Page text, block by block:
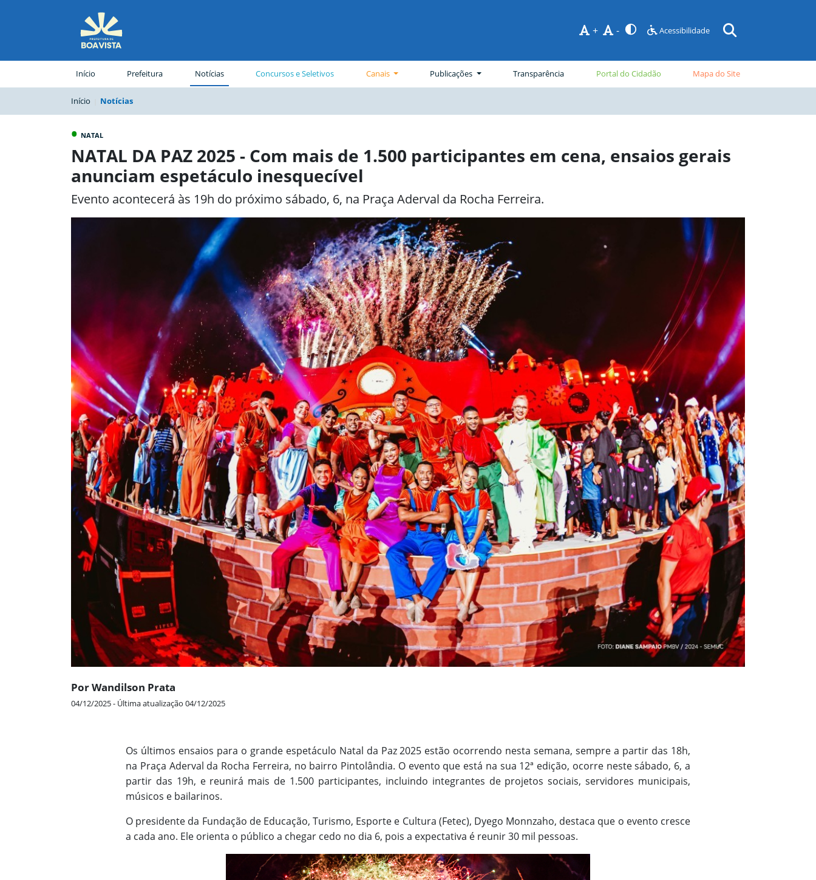
+ - Acessibilidade
Início Prefeitura(página atual)
Notícias Concursos e Seletivos Canais Publicações Transparência Portal do Cidadão Mapa do Site
Início Notícias
• NATAL
NATAL DA PAZ 2025 - Com mais de 1.500 participantes em cena, ensaios gerais
anunciam espetáculo inesquecível
Evento acontecerá às 19h do próximo sábado, 6, na Praça Aderval da Rocha Ferreira.
Por Wandilson Prata
04/12/2025 - Última atualização 04/12/2025
Os últimos ensaios para o grande espetáculo Natal da Paz 2025 estão ocorrendo nesta semana, sempre a partir das 18h,
na Praça Aderval da Rocha Ferreira, no bairro Pintolândia. O evento que está na sua 12ª edição, ocorre neste sábado, 6, a
partir das 19h, e reunirá mais de 1.500 participantes, incluindo integrantes de projetos sociais, servidores municipais,
músicos e bailarinos.
O presidente da Fundação de Educação, Turismo, Esporte e Cultura (Fetec), Dyego Monnzaho, destaca que o evento cresce
a cada ano. Ele orienta o público a chegar cedo no dia 6, pois a expectativa é reunir 30 mil pessoas.